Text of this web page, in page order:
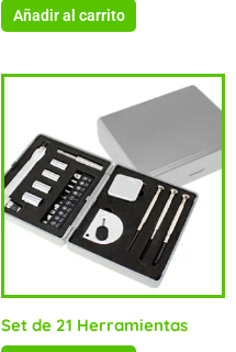
Añadir al carrito
Set de 21 Herramientas